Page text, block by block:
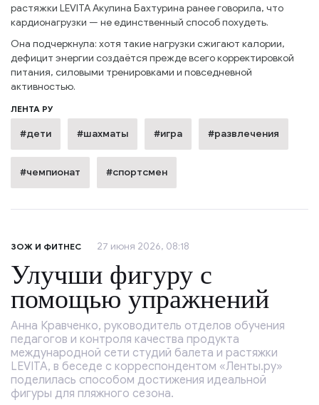
растяжки LEVITA Акулина Бахтурина ранее говорила, что
кардионагрузки — не единственный способ похудеть.
Она подчеркнула: хотя такие нагрузки сжигают калории,
дефицит энергии создаётся прежде всего корректировкой
питания, силовыми тренировками и повседневной
активностью.
ЛЕНТА РУ
#дети #шахматы #игра #развлечения
#чемпионат #спортсмен
ЗОЖ И ФИТНЕС 27 июня 2026, 08:18
Улучши фигуру с
помощью упражнений
Анна Кравченко, руководитель отделов обучения
педагогов и контроля качества продукта
международной сети студий балета и растяжки
LEVITA, в беседе с корреспондентом «Ленты.ру»
поделилась способом достижения идеальной
фигуры для пляжного сезона.